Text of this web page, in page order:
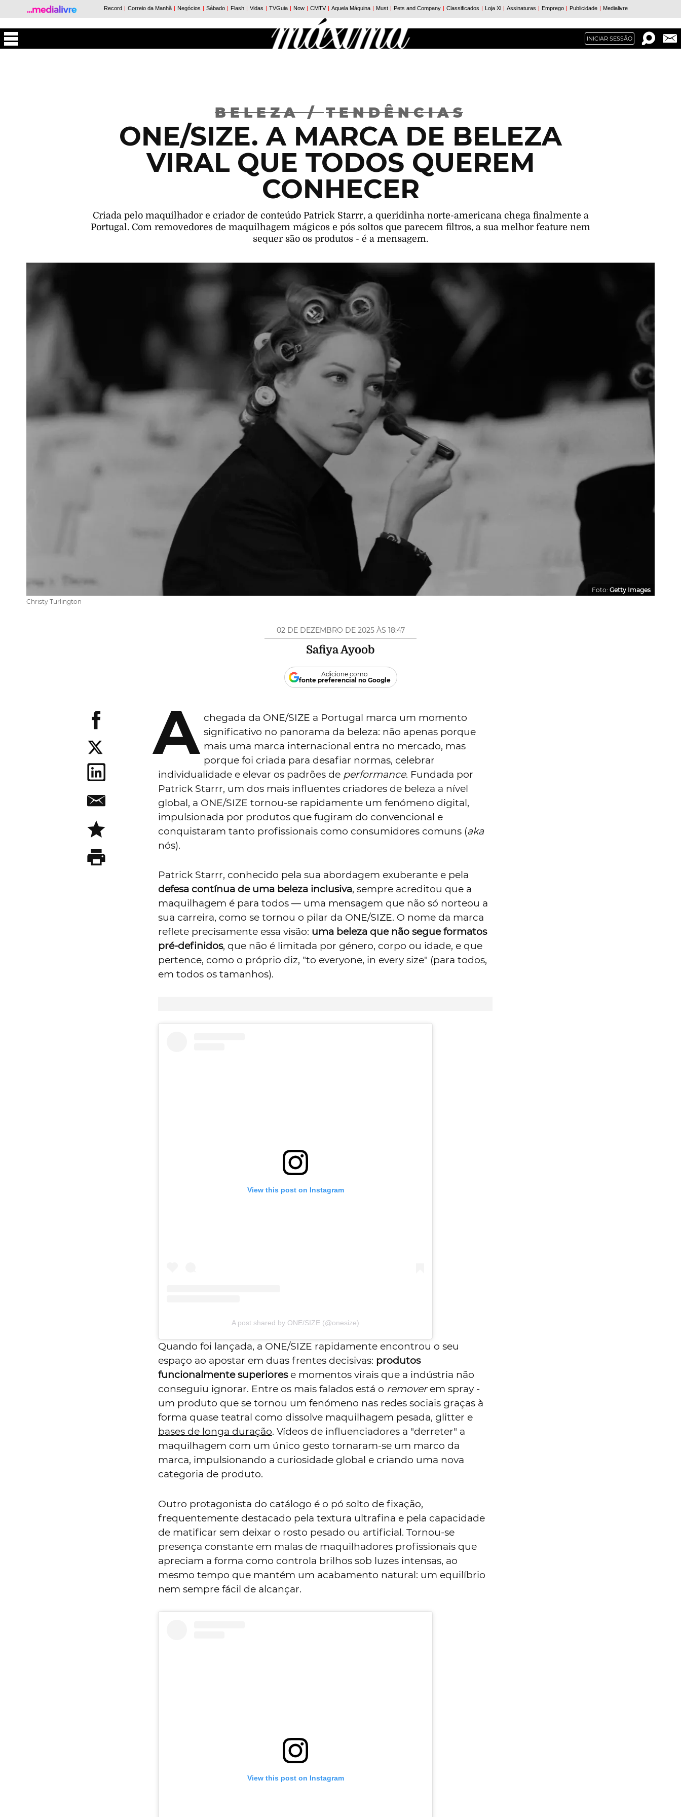
INICIAR SESSÃO
BELEZA/ TENDÊNCIAS
ONE/SIZE. A MARCA DE BELEZA
VIRAL QUE TODOS QUEREM
CONHECER
Criada pelo maquilhador e criador de conteúdo Patrick Starrr, a queridinha norte-americana chega finalmente a
Portugal. Com removedores de maquilhagem mágicos e pós soltos que parecem filtros, a sua melhor feature nem
sequer são os produtos - é a mensagem.
Christy Turlington
Foto: Getty Images
02 DE DEZEMBRO DE 2025 ÀS 18:47
Safiya Ayoob
Adicione como
fonte preferencial no Google
A chegada da ONE/SIZE a Portugal marca um momento
significativo no panorama da beleza: não apenas porque
mais uma marca internacional entra no mercado, mas
porque foi criada para desafiar normas, celebrar
individualidade e elevar os padrões de performance. Fundada por
Patrick Starrr, um dos mais influentes criadores de beleza a nível
global, a ONE/SIZE tornou-se rapidamente um fenómeno digital,
impulsionada por produtos que fugiram do convencional e
conquistaram tanto profissionais como consumidores comuns (aka
nós).
Patrick Starrr, conhecido pela sua abordagem exuberante e pela
defesa contínua de uma beleza inclusiva, sempre acreditou que a
maquilhagem é para todos — uma mensagem que não só norteou a
sua carreira, como se tornou o pilar da ONE/SIZE. O nome da marca
reflete precisamente essa visão: uma beleza que não segue formatos
pré-definidos, que não é limitada por género, corpo ou idade, e que
pertence, como o próprio diz, "to everyone, in every size" (para todos,
em todos os tamanhos).
View this post on Instagram
A post shared by ONE/SIZE (@onesize)
Quando foi lançada, a ONE/SIZE rapidamente encontrou o seu
espaço ao apostar em duas frentes decisivas: produtos
funcionalmente superiorese momentos virais que a indústria não
conseguiu ignorar. Entre os mais falados está o removerem spray -
um produto que se tornou um fenómeno nas redes sociais graças à
forma quase teatral como dissolve maquilhagem pesada, glitter e
bases de longa duração. Vídeos de influenciadores a "derreter" a
maquilhagem com um único gesto tornaram-se um marco da
marca, impulsionando a curiosidade global e criando uma nova
categoria de produto.
Outro protagonista do catálogo é o pó solto de fixação,
frequentemente destacado pela textura ultrafina e pela capacidade
de matificar sem deixar o rosto pesado ou artificial. Tornou-se
presença constante em malas de maquilhadores profissionais que
apreciam a forma como controla brilhos sob luzes intensas, ao
mesmo tempo que mantém um acabamento natural: um equilíbrio
nem sempre fácil de alcançar.
View this post on Instagram